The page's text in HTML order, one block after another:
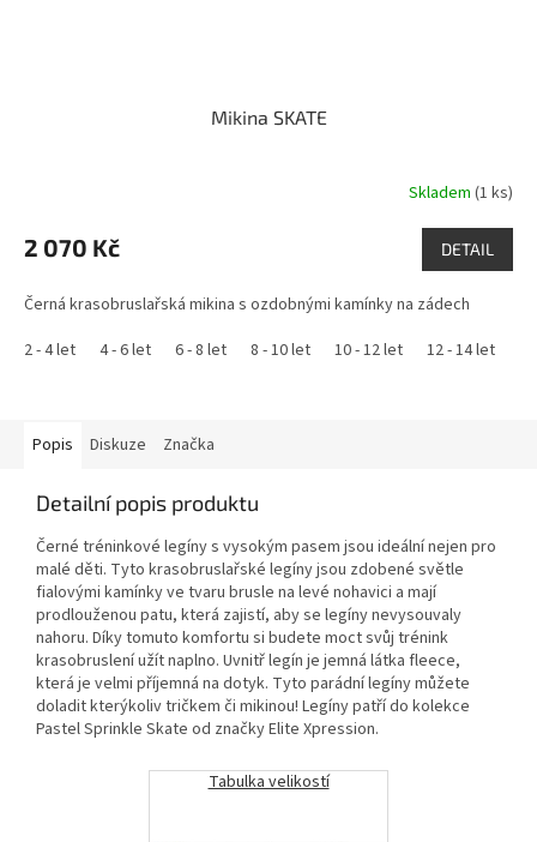
Mikina SKATE
Skladem (1 ks)
2 070 Kč DETAIL
Černá krasobruslařská mikina s ozdobnými kamínky na zádech
2 - 4 let
4 - 6 let 6 - 8 let 8 - 10 let 10 - 12 let 12 - 14 let
Popis Diskuze Značka
Detailní popis produktu
Černé tréninkové legíny s vysokým pasem jsou ideální nejen pro
malé děti. Tyto krasobruslařské legíny jsou zdobené světle
fialovými kamínky ve tvaru brusle na levé nohavici a mají
prodlouženou patu, která zajistí, aby se legíny nevysouvaly
nahoru. Díky tomuto komfortu si budete moct svůj trénink
krasobruslení užít naplno. Uvnitř legín je jemná látka fleece,
která je velmi příjemná na dotyk. Tyto parádní legíny můžete
doladit kterýkoliv tričkem či mikinou! Legíny patří do kolekce
Pastel Sprinkle Skate od značky Elite Xpression.
Tabulka velikostí